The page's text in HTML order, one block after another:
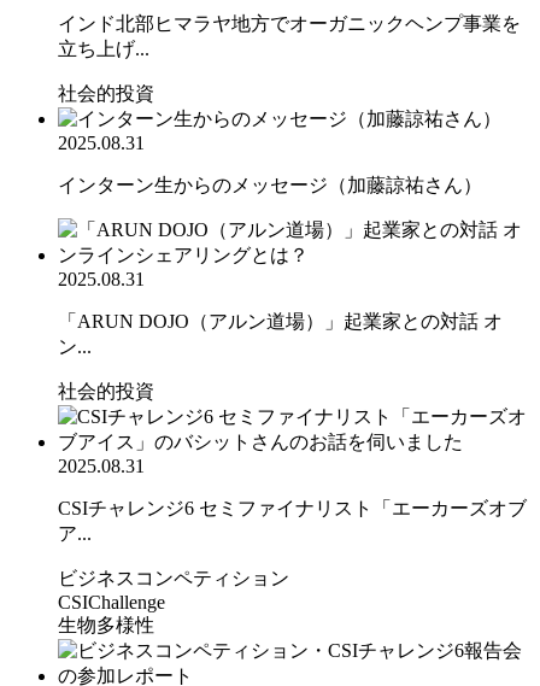
インド北部ヒマラヤ地方でオーガニックヘンプ事業を
立ち上げ...
社会的投資
2025.08.31
インターン生からのメッセージ（加藤諒祐さん）
2025.08.31
「ARUN DOJO（アルン道場）」起業家との対話 オ
ン...
社会的投資
2025.08.31
CSIチャレンジ6 セミファイナリスト「エーカーズオブ
ア...
ビジネスコンペティション
CSIChallenge
生物多様性